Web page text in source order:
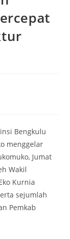
Bengkulu
menggelar
Jumat
Wakil
Kurnia
sejumlah
Pemkab